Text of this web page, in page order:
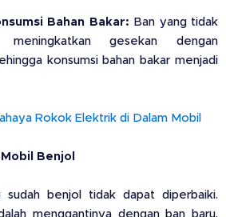
Bahan Bakar: Ban yang tidak
meningkatkan gesekan dengan
konsumsi bahan bakar menjadi
Rokok Elektrik di Dalam Mobil
Benjol
sudah benjol tidak dapat diperbaiki.
menggantinya dengan ban baru.